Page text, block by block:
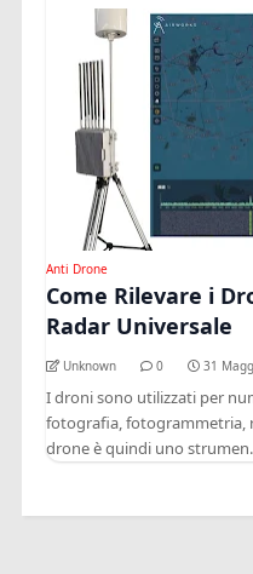
Anti Drone
Come Rilevare i
Radar Universale
Unknown 0 31
I droni sono utilizzati per
fotografia, fotogrammetria,
drone è quindi uno